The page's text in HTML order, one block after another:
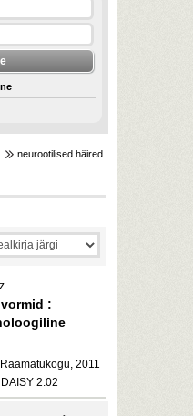
neurootilised häired
:
2011
2.02